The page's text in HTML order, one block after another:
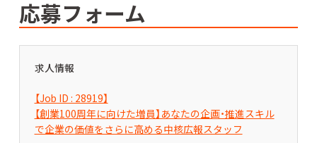
応募フォーム
求人情報
【Job ID : 28919】
【創業100周年に向けた増員】あなたの企画・推進スキル
で企業の価値をさらに高める中核広報スタッフ